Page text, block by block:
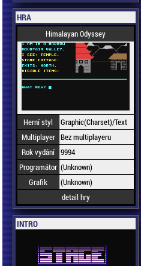
HRA
Himalayan Odyssey
Herní styl
Graphic(Charset)/Text
Multiplayer Bez multiplayeru
Rok vydání 9994
Programátor (Unknown)
Grafik
(Unknown)
detail hry
INTRO